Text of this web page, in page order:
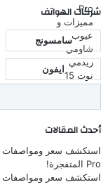
شركات الهواتف
سامسونج
ايفون
أحدث المقالات
Pro المتفجرة!